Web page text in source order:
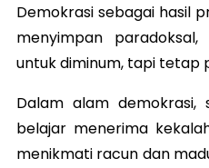
Demokrasi sebagai hasil
menyimpan
untuk diminum, tapi tetap
Dalam alam
belajar menerima
menikmati racun dan